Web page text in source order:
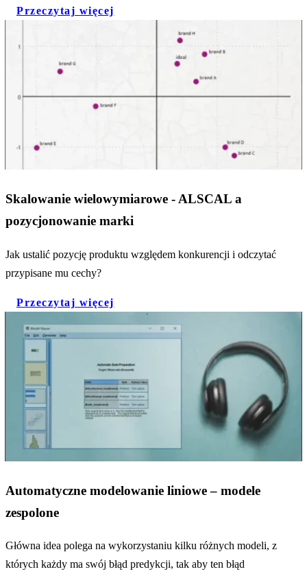
Przeczytaj więcej
Skalowanie wielowymiarowe - ALSCAL a
pozycjonowanie marki
Jak ustalić pozycję produktu względem konkurencji i odczytać
przypisane mu cechy?
Przeczytaj więcej
Automatyczne modelowanie liniowe – modele
zespolone
Główna idea polega na wykorzystaniu kilku różnych modeli, z
których każdy ma swój błąd predykcji, tak aby ten błąd